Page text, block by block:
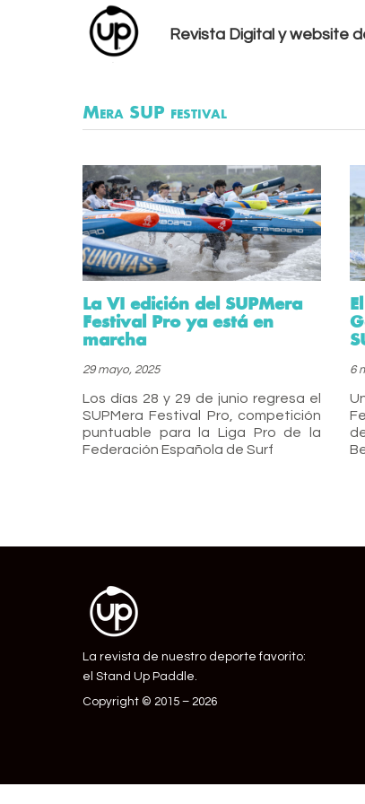
Revista Digital y website
Mera SUP festival
La VI edición del SUPMera
Festival Pro ya está en
marcha
29 mayo, 2025
Los días 28 y 29 de junio regresa el
SUPMera Festival Pro, competición
puntuable para la Liga Pro de la
Federación Española de Surf
6
La revista de nuestro deporte favorito:
el Stand Up Paddle.
Copyright © 2015 – 2026